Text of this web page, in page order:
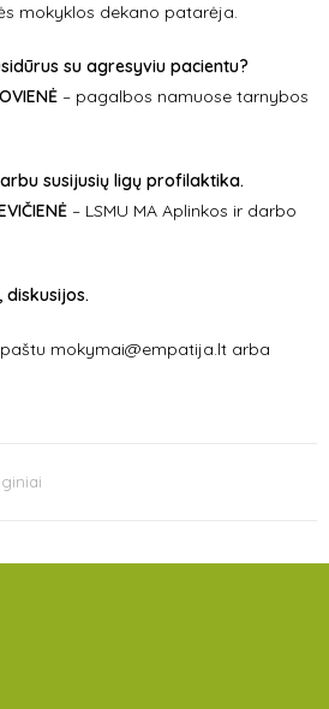
mokyklos dekano patarėja.
su agresyviu pacientu?
– pagalbos namuose tarnybos
susijusių ligų profilaktika.
– LSMU MA Aplinkos ir darbo
diskusijos.
mokymai@empatija.lt arba